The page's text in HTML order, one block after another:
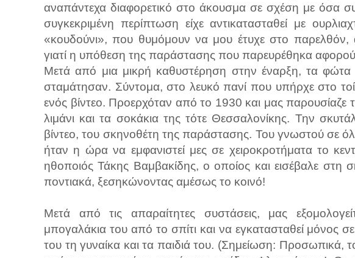
αναπάντεχα διαφορετικό στο άκουσμα σε σχέση με όσα
συγκεκριμένη περίπτωση είχε αντικατασταθεί με
«κουδούνι», που θυμόμουν να μου έτυχε στο παρελθόν,
γιατί η υπόθεση της παράστασης που παρευρέθηκα
Μετά από μια μικρή καθυστέρηση στην έναρξη, τα φώτα
σταμάτησαν. Σύντομα, στο λευκό πανί που υπήρχε στο
ενός βίντεο. Προερχόταν από το 1930 και μας παρουσίαζε
λιμάνι και τα σοκάκια της τότε Θεσσαλονίκης. Την
βίντεο, του σκηνοθέτη της παράστασης. Του γνωστού σε
ήταν η ώρα να εμφανιστεί μες σε χειροκροτήματα το
ηθοποιός Τάκης Βαμβακίδης, ο οποίος και εισέβαλε στη
ποντιακά, ξεσηκώνοντας αμέσως το κοινό!
Μετά από τις απαραίτητες συστάσεις, μας
μπογαλάκια του από το σπίτι και να εγκατασταθεί μόνος
του τη γυναίκα και τα παιδιά του. (Σημείωση: Προσωπικά,